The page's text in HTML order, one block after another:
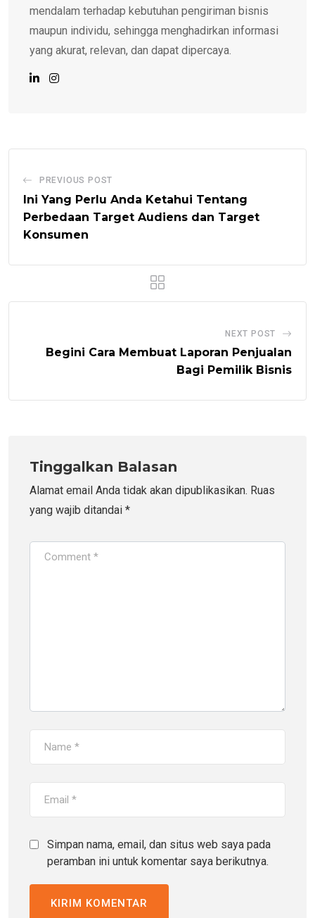
mendalam terhadap kebutuhan pengiriman bisnis
maupun individu, sehingga menghadirkan informasi
yang akurat, relevan, dan dapat dipercaya.
PREVIOUS POST
Ini Yang Perlu Anda Ketahui Tentang
Perbedaan Target Audiens dan Target
Konsumen
NEXT POST
Begini Cara Membuat Laporan Penjualan
Bagi Pemilik Bisnis
Tinggalkan Balasan
Alamat email Anda tidak akan dipublikasikan. Ruas
yang wajib ditandai *
Simpan nama, email, dan situs web saya pada
peramban ini untuk komentar saya berikutnya.